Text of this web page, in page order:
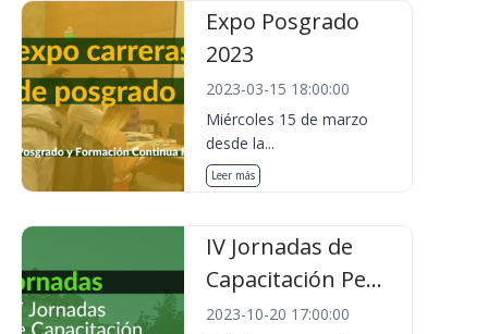
Expo Posgrado
2023
2023-03-15 18:00:00
Miércoles 15 de marzo
desde la...
Leer más
IV Jornadas de
Capacitación Pe...
2023-10-20 17:00:00